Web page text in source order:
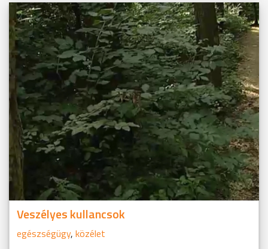
Veszélyes kullancsok
egészségügy, közélet